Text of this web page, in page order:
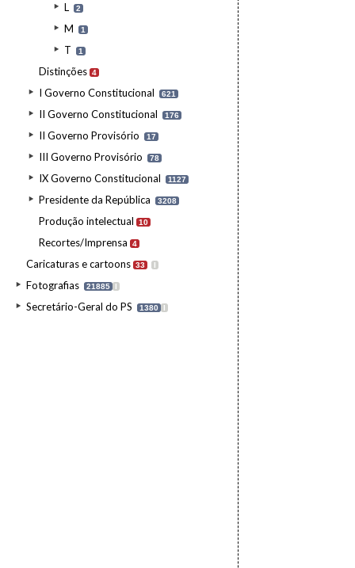
L 2
M 1
T 1
Distinções 4
I Governo Constitucional 621
II Governo Constitucional 176
II Governo Provisório 17
III Governo Provisório 78
IX Governo Constitucional 1127
Presidente da República 3208
Produção intelectual 10
Recortes/Imprensa 4
Caricaturas e cartoons 33 I
Fotografias 21885 I
Secretário-Geral do PS 1380 I